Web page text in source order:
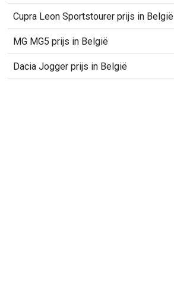
Cupra Leon Sportstourer prijs in België
MG MG5 prijs in België
Dacia Jogger prijs in België